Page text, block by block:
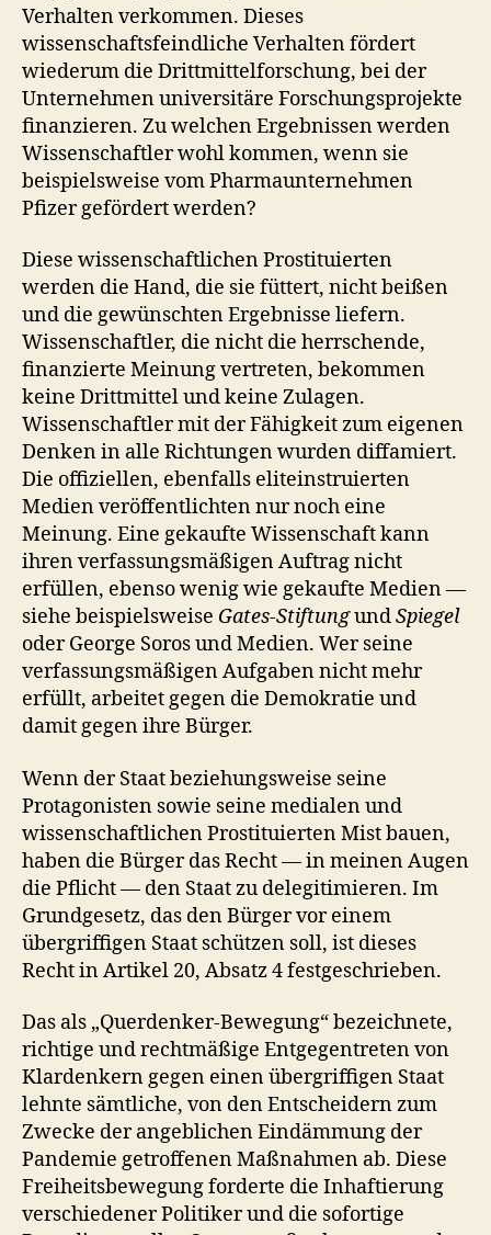
Verhalten verkommen. Dieses
wissenschaftsfeindliche Verhalten fördert
wiederum die Drittmittelforschung, bei der
Unternehmen universitäre Forschungsprojekte
finanzieren. Zu welchen Ergebnissen werden
Wissenschaftler wohl kommen, wenn sie
beispielsweise vom Pharmaunternehmen
Pfizer gefördert werden?
Diese wissenschaftlichen Prostituierten
werden die Hand, die sie füttert, nicht beißen
und die gewünschten Ergebnisse liefern.
Wissenschaftler, die nicht die herrschende,
finanzierte Meinung vertreten, bekommen
keine Drittmittel und keine Zulagen.
Wissenschaftler mit der Fähigkeit zum eigenen
Denken in alle Richtungen wurden diffamiert.
Die offiziellen, ebenfalls eliteinstruierten
Medien veröffentlichten nur noch eine
Meinung. Eine gekaufte Wissenschaft kann
ihren verfassungsmäßigen Auftrag nicht
erfüllen, ebenso wenig wie gekaufte Medien —
siehe beispielsweise Gates-StiftungundSpiegel
oder George Soros und Medien. Wer seine
verfassungsmäßigen Aufgaben nicht mehr
erfüllt, arbeitet gegen die Demokratie und
damit gegen ihre Bürger.
Wenn der Staat beziehungsweise seine
Protagonisten sowie seine medialen und
wissenschaftlichen Prostituierten Mist bauen,
haben die Bürger das Recht — in meinen Augen
die Pflicht — den Staat zu delegitimieren. Im
Grundgesetz, das den Bürger vor einem
übergriffigen Staat schützen soll, ist dieses
Recht in Artikel 20, Absatz 4 festgeschrieben.
Das als „Querdenker-Bewegung“ bezeichnete,
richtige und rechtmäßige Entgegentreten von
Klardenkern gegen einen übergriffigen Staat
lehnte sämtliche, von den Entscheidern zum
Zwecke der angeblichen Eindämmung der
Pandemie getroffenen Maßnahmen ab. Diese
Freiheitsbewegung forderte die Inhaftierung
verschiedener Politiker und die sofortige